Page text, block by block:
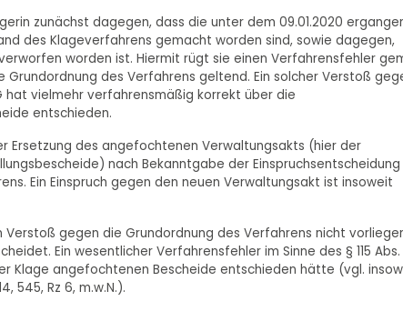
zunächst dagegen, dass die unter dem 09.01.2020
des Klageverfahrens gemacht worden sind, sowie dagegen,
worden ist. Hiermit rügt sie einen Verfahrensfehler
Grundordnung des Verfahrens geltend. Ein solcher Verstoß
hat vielmehr verfahrensmäßig korrekt über die
entschieden.
Ersetzung des angefochtenen Verwaltungsakts (hier der
nach Bekanntgabe der Einspruchsentscheidung
Ein Einspruch gegen den neuen Verwaltungsakt ist insoweit
gegen die Grundordnung des Verfahrens nicht
Ein wesentlicher Verfahrensfehler im Sinne des § 115 Abs.
Klage angefochtenen Bescheide entschieden hätte (vgl.
545, Rz 6, m.w.N.).